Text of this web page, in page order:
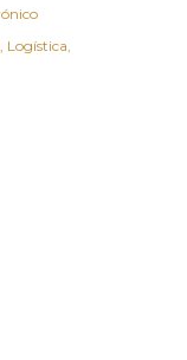
Logística